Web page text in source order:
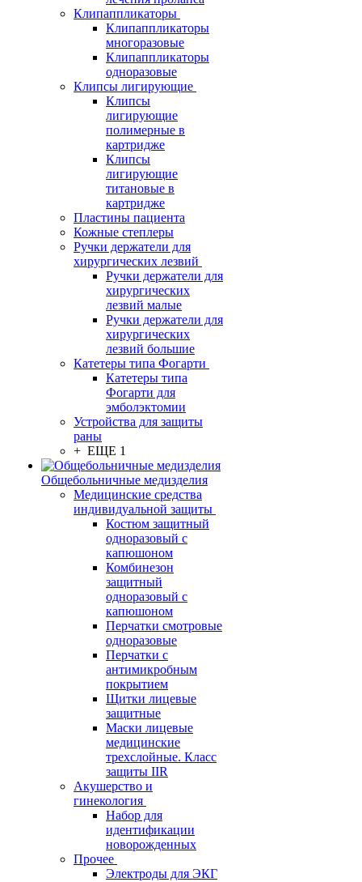
Клипаппликаторы
Клипаппликаторы
многоразовые
Клипаппликаторы
одноразовые
Клипсы лигирующие
Клипсы
лигирующие
полимерные в
картридже
Клипсы
лигирующие
титановые в
картридже
Пластины пациента
Кожные степлеры
Ручки держатели для
хирургических лезвий
Ручки держатели для
хирургических
лезвий малые
Ручки держатели для
хирургических
лезвий большие
Катетеры типа Фогарти
Катетеры типа
Фогарти для
эмболэктомии
Устройства для защиты
раны
+ ЕЩЕ 1
Общебольничные медизделия
Медицинские средства
индивидуальной защиты
Костюм защитный
одноразовый с
капюшоном
Комбинезон
защитный
одноразовый с
капюшоном
Перчатки смотровые
одноразовые
Перчатки с
антимикробным
покрытием
Щитки лицевые
защитные
Маски лицевые
медицинские
трехслойные. Класс
защиты IIR
Акушерство и
гинекология
Набор для
идентификации
новорожденных
Прочее
Электроды для ЭКГ